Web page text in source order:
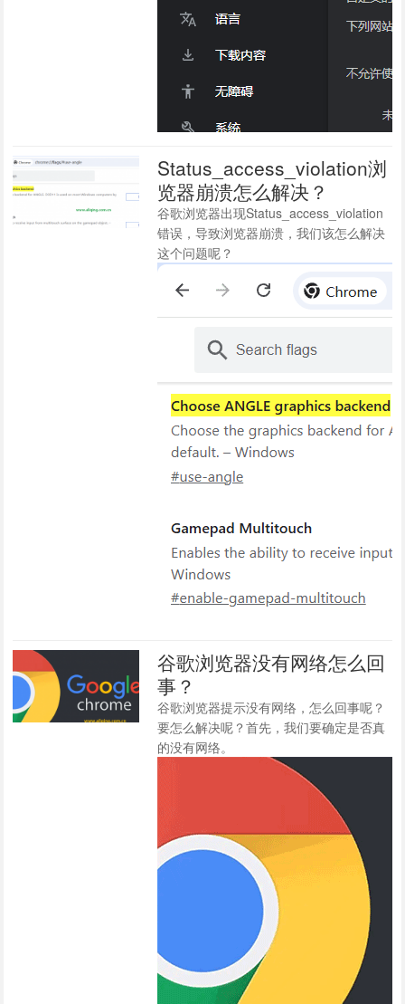
Status_access_violation浏
览器崩溃怎么解决？
谷歌浏览器出现Status_access_violation
错误，导致浏览器崩溃，我们该怎么解决
这个问题呢？
谷歌浏览器没有网络怎么回
事？
谷歌浏览器提示没有网络，怎么回事呢？
要怎么解决呢？首先，我们要确定是否真
的没有网络。